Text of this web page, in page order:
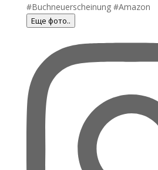
Еще фото..